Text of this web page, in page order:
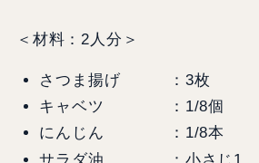
＜材料：2人分＞
さつま揚げ ：3枚
キャベツ ：1/8個
にんじん ：1/8本
サラダ油 ：小さじ1